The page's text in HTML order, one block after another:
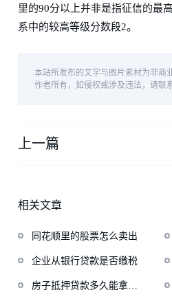
里的90分以上并非是指征信的最
系中的较高等级分数段2。
本站所发布的文字与图片素材为非商
作者所有，如侵权或涉及违法，请联
上一篇
相关文章
同花顺里的股票怎么卖出
企业从银行贷款是否缴税
房子抵押贷款多久能拿到